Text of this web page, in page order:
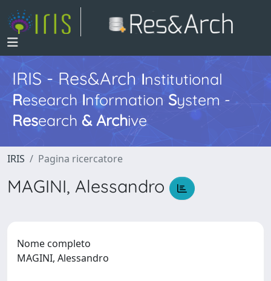
IRIS - Res&ArchInstitutional
Research InformationSystem -
Research & Archive
IRIS Pagina ricercatore
MAGINI, Alessandro
Nome completo
MAGINI, Alessandro